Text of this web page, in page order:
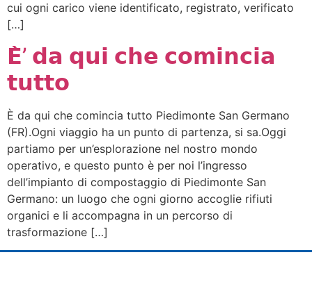
cui ogni carico viene identificato, registrato, verificato
[…]
𝗘̀’ 𝗱𝗮 𝗾𝘂𝗶 𝗰𝗵𝗲 𝗰𝗼𝗺𝗶𝗻𝗰𝗶𝗮
𝘁𝘂𝘁𝘁𝗼
È da qui che comincia tutto Piedimonte San Germano
(FR).Ogni viaggio ha un punto di partenza, si sa.Oggi
partiamo per un’esplorazione nel nostro mondo
operativo, e questo punto è per noi l’ingresso
dell’impianto di compostaggio di Piedimonte San
Germano: un luogo che ogni giorno accoglie rifiuti
organici e li accompagna in un percorso di
trasformazione […]